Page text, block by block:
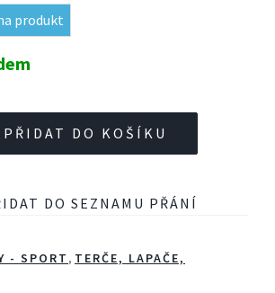
produkt
PŘIDAT DO KOŠÍKU
DO SEZNAMU PŘÁNÍ
- SPORT , TERČE, LAPAČE,